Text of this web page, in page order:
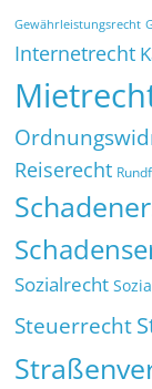
Gewährleistungsrecht
Internetrecht
Reiserecht
Sozialrecht
Steuerrecht